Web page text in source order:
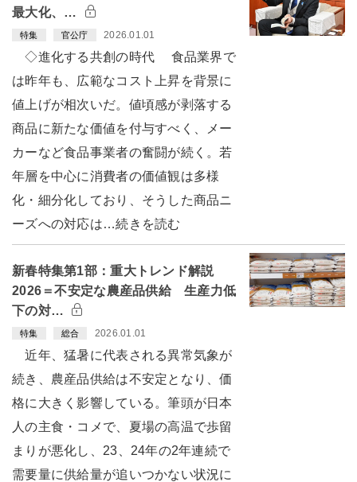
最大化、…
特集 官公庁 2026.01.01
◇進化する共創の時代 食品業界で
は昨年も、広範なコスト上昇を背景に
値上げが相次いだ。値頃感が剥落する
商品に新たな価値を付与すべく、メー
カーなど食品事業者の奮闘が続く。若
年層を中心に消費者の価値観は多様
化・細分化しており、そうした商品ニ
ーズへの対応は…続きを読む
新春特集第1部：重大トレンド解説
2026＝不安定な農産品供給 生産力低
下の対…
特集 総合 2026.01.01
近年、猛暑に代表される異常気象が
続き、農産品供給は不安定となり、価
格に大きく影響している。筆頭が日本
人の主食・コメで、夏場の高温で歩留
まりが悪化し、23、24年の2年連続で
需要量に供給量が追いつかない状況に